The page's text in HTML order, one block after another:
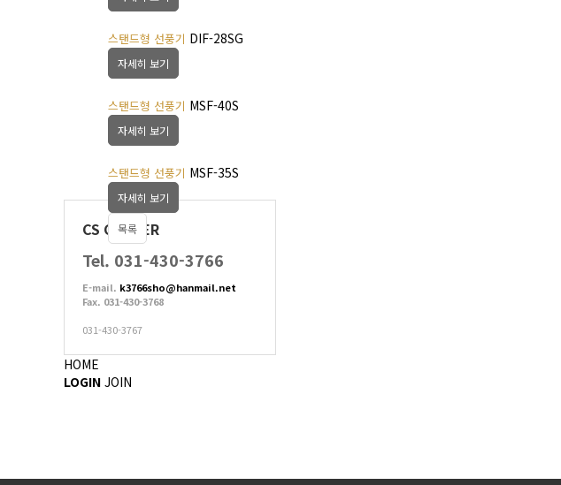
스탠드형 선풍기 DIF-28SG
자세히 보기
스탠드형 선풍기 MSF-40S
자세히 보기
스탠드형 선풍기 MSF-35S
자세히 보기
목록
CS CENTER
Tel. 031-430-3766
E-mail. k3766sho@hanmail.net
Fax. 031-430-3768
031-430-3767
HOME
LOGIN JOIN